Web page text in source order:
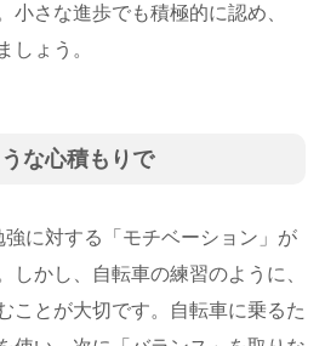
小さな進歩でも積極的に認め、
しょう。
な心積もりで
に対する「モチベーション」が
しかし、自転車の練習のように、
ことが大切です。自転車に乗るた